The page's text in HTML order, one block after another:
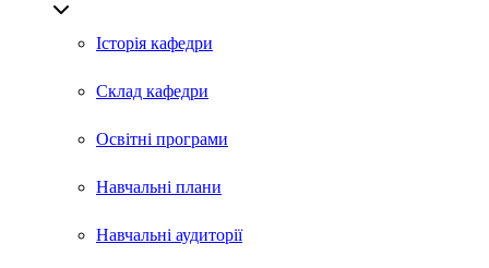
Історія кафедри
Склад кафедри
Освітні програми
Навчальні плани
Навчальні аудиторії